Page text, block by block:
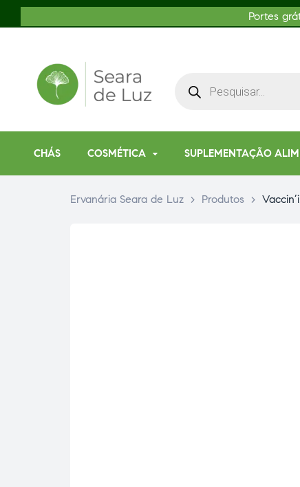
Portes
CHÁS COSMÉTICA SUPLEMENTAÇÃO
Ervanária Seara de Luz > Produtos >